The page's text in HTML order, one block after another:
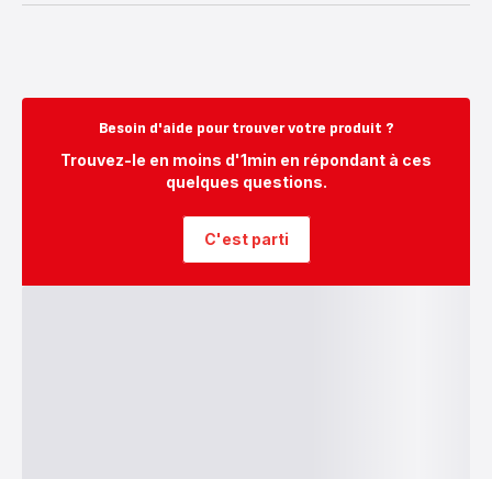
Besoin d'aide pour trouver votre produit ?
Trouvez-le en moins d'1min en répondant à ces
quelques questions.
C'est parti